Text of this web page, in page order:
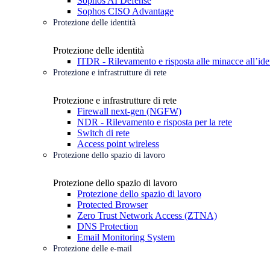
Sophos CISO Advantage
Protezione delle identità
Protezione delle identità
ITDR - Rilevamento e risposta alle minacce
Protezione e infrastrutture di rete
Protezione e infrastrutture di rete
Firewall next-gen (NGFW)
NDR - Rilevamento e risposta per la rete
Switch di rete
Access point wireless
Protezione dello spazio di lavoro
Protezione dello spazio di lavoro
Protezione dello spazio di lavoro
Protected Browser
Zero Trust Network Access (ZTNA)
DNS Protection
Email Monitoring System
Protezione delle e-mail